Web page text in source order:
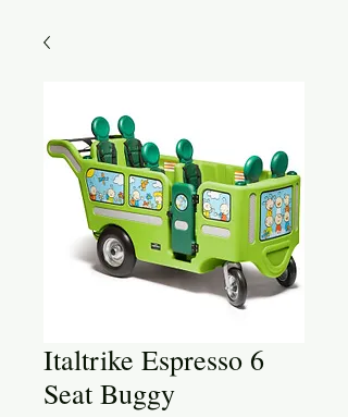
Italtrike Espresso 6
Seat Buggy